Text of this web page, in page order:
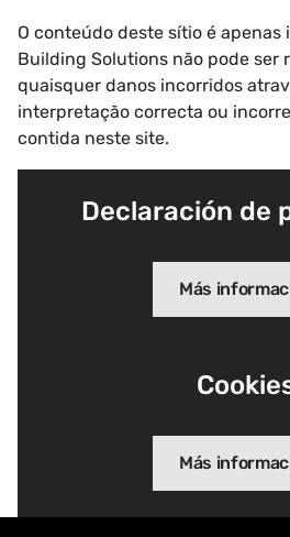
O conteúdo deste sítio é apenas
Building Solutions não pode ser
quaisquer danos incorridos
interpretação correcta ou
contida neste site.
Declaración de
Más
Más